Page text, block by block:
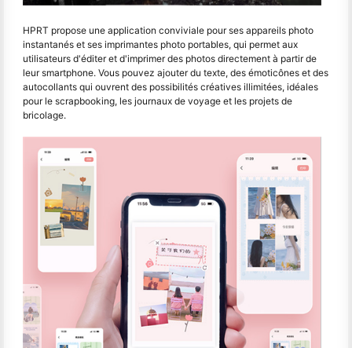
HPRT propose une application conviviale pour ses appareils photo
instantanés et ses imprimantes photo portables, qui permet aux
utilisateurs d'éditer et d'imprimer des photos directement à partir de
leur smartphone. Vous pouvez ajouter du texte, des émoticônes et des
autocollants qui ouvrent des possibilités créatives illimitées, idéales
pour le scrapbooking, les journaux de voyage et les projets de
bricolage.